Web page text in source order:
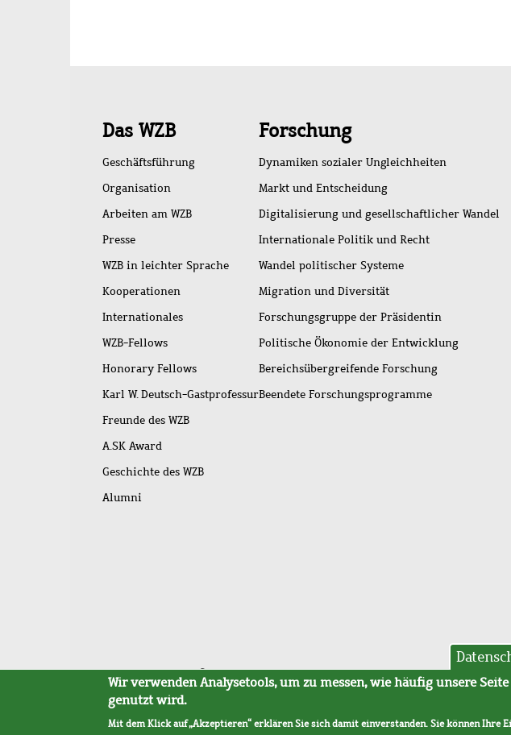
Schnellzugriff
Das WZB
Geschäftsführung
Organisation
Arbeiten am WZB
Presse
WZB in leichter Sprache
Kooperationen
Internationales
WZB-Fellows
Honorary Fellows
Karl W. Deutsch-Gastprofessur
Freunde des WZB
A.SK Award
Geschichte des WZB
Alumni
Forschung
Dynamiken sozialer Ungleichheiten
Markt und Entscheidung
Digitalisierung und gesellschaftlicher Wandel
Internationale Politik und Recht
Wandel politischer Systeme
Migration und Diversität
Forschungsgruppe der Präsidentin
Politische Ökonomie der Entwicklung
Bereichsübergreifende Forschung
Beendete Forschungsprogramme
Fußleistenmenü
SitemapBarrierefreiheitImpressumDatenschutzAVB
Wir verwenden Analysetools, um zu messen, wie häufig unsere
genutzt wird.
Mit dem Klick auf „Akzeptieren“ erklären Sie sich damit einverstanden. Sie können Ihre